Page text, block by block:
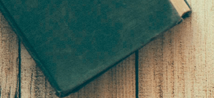
Skip
to
content
Elescritor.es
El periódico digital de los escritores